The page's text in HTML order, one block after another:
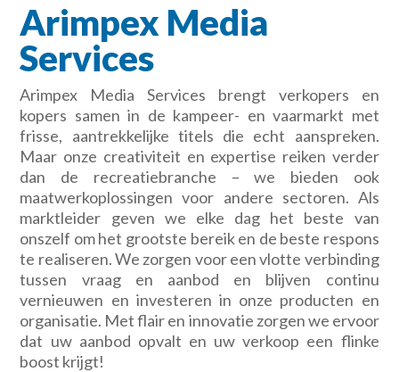
Arimpex Media
Services
Arimpex Media Services brengt verkopers en
kopers samen in de kampeer- en vaarmarkt met
frisse, aantrekkelijke titels die echt aanspreken.
Maar onze creativiteit en expertise reiken verder
dan de recreatiebranche – we bieden ook
maatwerkoplossingen voor andere sectoren. Als
marktleider geven we elke dag het beste van
onszelf om het grootste bereik en de beste respons
te realiseren. We zorgen voor een vlotte verbinding
tussen vraag en aanbod en blijven continu
vernieuwen en investeren in onze producten en
organisatie. Met flair en innovatie zorgen we ervoor
dat uw aanbod opvalt en uw verkoop een flinke
boost krijgt!